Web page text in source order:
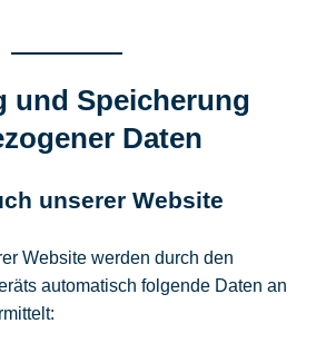
und Speicherung
Daten
unserer Website
Website werden durch den
automatisch folgende Daten an